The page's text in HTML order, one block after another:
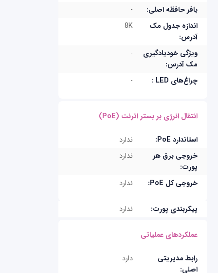
بافر حافظه اصلی:
-
اندازه جدول مک
آدرس:
8K
ویژگی خودیادگیری
مک آدرس:
-
چراغ‌های LED : -
انتقال انرژی بر بستر اترنت (PoE)
استاندارد PoE:
ندارد
خروجی برق هر
پورت:
ندارد
خروجی کل PoE: ندارد
پیکربندی پورت: ندارد
عملکردهای عملیاتی
رابط مدیریتی
اصلی:
دارد